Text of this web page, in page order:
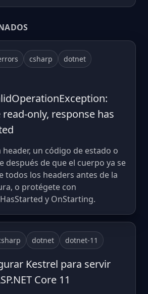
csharp dotnet
only, response has
header, un código de estado o
después de que el cuerpo ya se
todos los headers antes de la
o protégete con
y OnStarting.
dotnet dotnet-11
Kestrel para servir
Core 11